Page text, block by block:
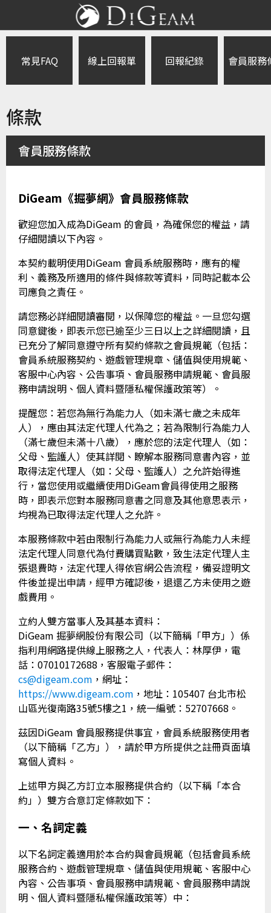
常見FAQ 線上回報單 回報紀錄 會員服務
條款
會員服務條款
DiGeam《掘夢網》會員服務條款
歡迎您加入成為DiGeam 的會員，為確保您的權益，請
仔細閱讀以下內容。
本契約載明使用DiGeam 會員系統服務時，應有的權
利、義務及所適用的條件與條款等資料，同時記載本公
司應負之責任。
請您務必詳細閱讀審閱，以保障您的權益。一旦您勾選
同意鍵後，即表示您已逾至少三日以上之詳細閱讀，且
已充分了解同意遵守所有契約條款之會員規範（包括：
會員系統服務契約、遊戲管理規章、儲值與使用規範、
客服中心內容、公告事項、會員服務申請規範、會員服
務申請說明、個人資料暨隱私權保護政策等）。
提醒您：若您為無行為能力人（如未滿七歲之未成年
人），應由其法定代理人代為之；若為限制行為能力人
（滿七歲但未滿十八歲），應於您的法定代理人（如：
父母、監護人）使其詳閱、瞭解本服務同意書內容，並
取得法定代理人（如：父母、監護人）之允許始得進
行，當您使用或繼續使用DiGeam會員得使用之服務
時，即表示您對本服務同意書之同意及其他意思表示，
均視為已取得法定代理人之允許。
本服務條款中若由限制行為能力人或無行為能力人未經
法定代理人同意代為付費購買點數，致生法定代理人主
張退費時，法定代理人得依官網公告流程，備妥證明文
件後並提出申請，經甲方確認後，退還乙方未使用之遊
戲費用。
立約人雙方當事人及其基本資料：
DiGeam 掘夢網股份有限公司（以下簡稱「甲方」）係
指利用網路提供線上服務之人，代表人：林厚伊，電
話：07010172688，客服電子郵件：
cs@digeam.com ，網址：
https://www.digeam.com ，地址：105407 台北市松
山區光復南路35號5樓之1，統一編號：52707668。
茲因DiGeam 會員服務提供事宜，會員系統服務使用者
（以下簡稱「乙方」），請於甲方所提供之註冊頁面填
寫個人資料。
上述甲方與乙方訂立本服務提供合約（以下稱「本合
約」）雙方合意訂定條款如下：
一、名詞定義
以下名詞定義適用於本合約與會員規範（包括會員系統
服務合約、遊戲管理規章、儲值與使用規範、客服中心
內容、公告事項、會員服務申請規範、會員服務申請說
明、個人資料暨隱私權保護政策等）中：